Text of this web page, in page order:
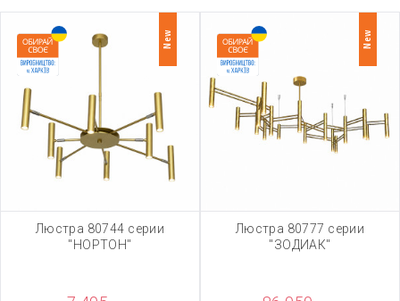
New
Люстра 80744 серии
"НОРТОН"
New
Люстра 80777 серии
"ЗОДИАК"